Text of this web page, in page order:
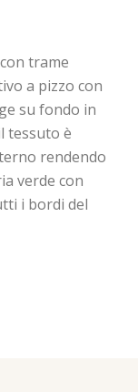
trame
a pizzo con
su fondo in
tessuto è
rendendo
verde con
i bordi del